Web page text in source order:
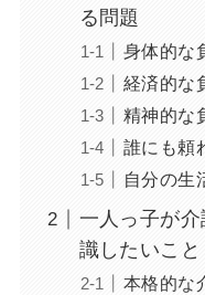
る問題
身体的な
経済的な
精神的な
誰にも頼
自分の生
一人っ子が
識したいこと
本格的な